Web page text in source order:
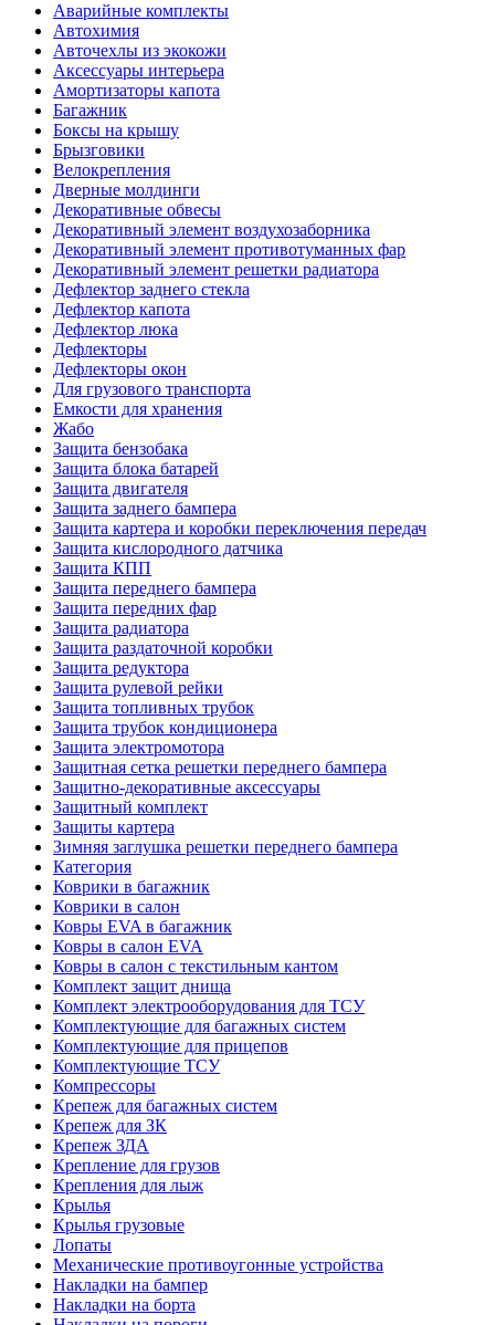
Аварийные комплекты
Автохимия
Авточехлы из экокожи
Аксессуары интерьера
Амортизаторы капота
Багажник
Боксы на крышу
Брызговики
Велокрепления
Дверные молдинги
Декоративные обвесы
Декоративный элемент воздухозаборника
Декоративный элемент противотуманных фар
Декоративный элемент решетки радиатора
Дефлектор заднего стекла
Дефлектор капота
Дефлектор люка
Дефлекторы
Дефлекторы окон
Для грузового транспорта
Емкости для хранения
Жабо
Защита бензобака
Защита блока батарей
Защита двигателя
Защита заднего бампера
Защита картера и коробки переключения передач
Защита кислородного датчика
Защита КПП
Защита переднего бампера
Защита передних фар
Защита радиатора
Защита раздаточной коробки
Защита редуктора
Защита рулевой рейки
Защита топливных трубок
Защита трубок кондиционера
Защита электромотора
Защитная сетка решетки переднего бампера
Защитно-декоративные аксессуары
Защитный комплект
Защиты картера
Зимняя заглушка решетки переднего бампера
Категория
Коврики в багажник
Коврики в салон
Ковры EVA в багажник
Ковры в салон EVA
Ковры в салон с текстильным кантом
Комплект защит днища
Комплект электрооборудования для ТСУ
Комплектующие для багажных систем
Комплектующие для прицепов
Комплектующие ТСУ
Компрессоры
Крепеж для багажных систем
Крепеж для ЗК
Крепеж ЗДА
Крепление для грузов
Крепления для лыж
Крылья
Крылья грузовые
Лопаты
Механические противоугонные устройства
Накладки на бампер
Накладки на борта